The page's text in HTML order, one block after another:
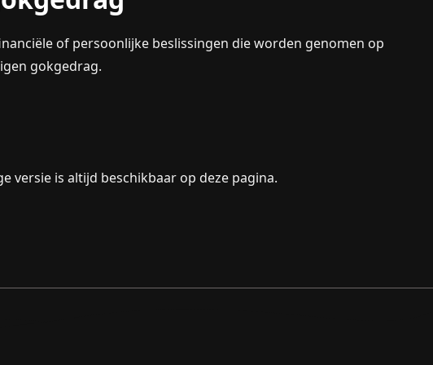
of persoonlijke beslissingen die worden genomen op
gokgedrag.
versie is altijd beschikbaar op deze pagina.